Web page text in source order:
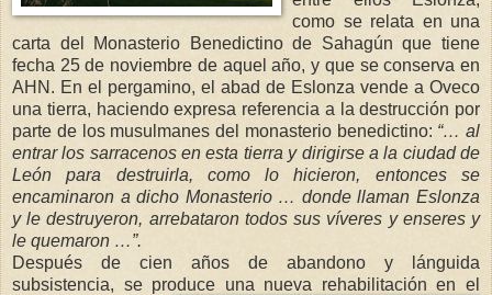
como se relata en una
carta del Monasterio Benedictino de Sahagún que tiene
fecha 25 de noviembre de aquel año, y que se conserva en
AHN. En el pergamino, el abad de Eslonza vende a Oveco
una tierra, haciendo expresa referencia a la destrucción por
parte de los musulmanes del monasterio benedictino: “… al
entrar los sarracenos en esta tierra y dirigirse a la ciudad de
León para destruirla, como lo hicieron, entonces se
encaminaron a dicho Monasterio … donde llaman Eslonza
y le destruyeron, arrebataron todos sus víveres y enseres y
le quemaron …”.
Después de cien años de abandono y lánguida
subsistencia, se produce una nueva rehabilitación en el